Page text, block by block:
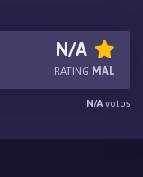
N/A
RATING MAL
N/A votos